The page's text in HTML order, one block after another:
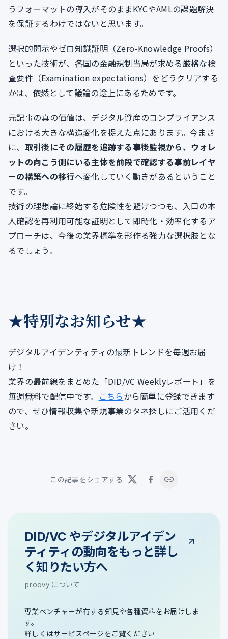
うフォーマットの導入がそのままKYCやAMLの課題解決
を保証するわけではないと思います。
選択的開示やゼロ知識証明（Zero-Knowledge Proofs）
といった技術が、各国の金融規制当局が求める厳格な検
査要件（Examination expectations）をどうクリアする
かは、依然として議論の途上にあるためです。
元記事の真の価値は、デジタル資産のコンプライアンス
における大きな構造変化を捉えた点にあります。今まさ
に、 取引後にその履歴を追跡する事後監視から、ウォレ
ットの向こう側にいる主体を前段で確認する事前レイヤ
ーの構築への移行へ変化していく動きがあるということ
です。
技術の理想論に終始する危険性を避けつつも、入口の本
人確認を再利用可能な証明として即時化・効率化するア
プローチは、今後の業界標準を形作る強力な選択肢とな
るでしょう。
★特別なお知らせ★
デジタルアイデンティティの最新トレンドを毎週お届
け！
業界の最前線をまとめた「DID/VC Weeklyレポート」を
毎週無料で配信中です。 こちらから簡単に登録できます
ので、ぜひ情報収集や新規事業のタネ探しにご活用くだ
さい。
この記事をシェアする
DID/VC やデジタルアイデン
ティティの動向をもっと詳し
く知りたい方へ
proovy について
専業ベンチャーが有する知見や各種資料をお届けしま
す。
詳しくはサービスページをご覧ください